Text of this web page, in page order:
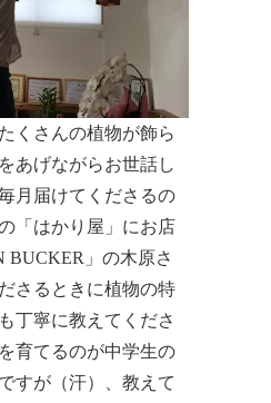
くさんの植物が飾ら
あげながらお世話し
月届けてくださるの
「はかり屋」にお店
BUCKER」の木原さ
さるときに植物の特
丁寧に教えてくださ
育てるのが中学生の
すが（汗）、教えて